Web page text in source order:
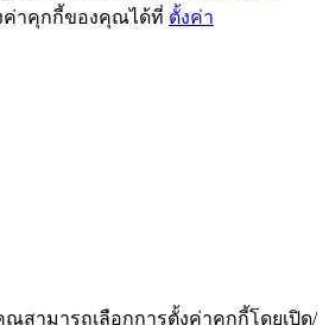
ค่าคุกกี้ของคุณได้ที่ ตั้งค่า
สามารถเลือกการตั้งค่าคุกกี้โดยเปิด/